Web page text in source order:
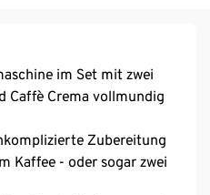
im Set mit zwei
Caffè Crema vollmundig
Zubereitung
Kaffee - oder sogar zwei